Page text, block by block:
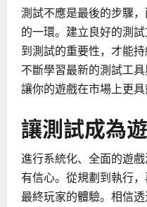
測試不應是最後的步驟
的一環。建立良好的測
到測試的重要性，才能
不斷學習最新的測試工
讓你的遊戲在市場上更具
讓測試成為
進行系統化、全面的遊
有信心。從規劃到執行
最終玩家的體驗。相信